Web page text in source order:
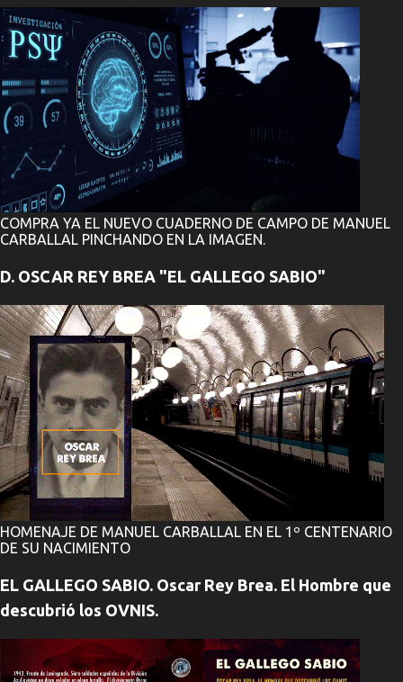
i
o
s
COMPRA YA EL NUEVO CUADERNO DE CAMPO DE MANUEL
CARBALLAL PINCHANDO EN LA IMAGEN.
D. OSCAR REY BREA "EL GALLEGO SABIO"
HOMENAJE DE MANUEL CARBALLAL EN EL 1º CENTENARIO
DE SU NACIMIENTO
EL GALLEGO SABIO. Oscar Rey Brea. El Hombre que
descubrió los OVNIS.